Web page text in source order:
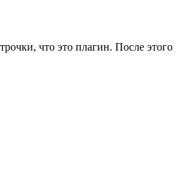
что это плагин. После этого